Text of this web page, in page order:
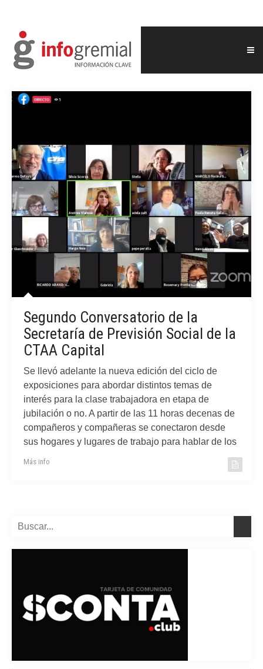
Segundo Conversatorio de la
Secretaría de Previsión Social de la
CTAA Capital
Se llevó adelante la nueva edición del ciclo de
exposiciones para abordar distintos temas de
interés para la clase trabajadora en etapa de
jubilación o no. A partir de las 11 horas decenas de
compañeros y compañeras se conectaron desde
sus hogares y lugares de trabajo para hablar de los
Más info